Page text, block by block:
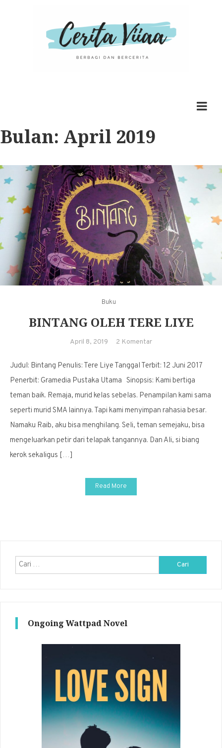
Bulan: April 2019
Buku
BINTANG OLEH TERE LIYE
April 8, 2019 2 Komentarpada
oleh
Tere
Judul: Bintang Penulis: Tere Liye Tanggal Terbit: 12 Juni 2017
Penerbit: Gramedia Pustaka Utama Sinopsis: Kami bertiga
teman baik. Remaja, murid kelas sebelas. Penampilan kami sama
seperti murid SMA lainnya. Tapi kami menyimpan rahasia besar.
Namaku Raib, aku bisa menghilang. Seli, teman semejaku, bisa
mengeluarkan petir dari telapak tangannya. Dan Ali, si biang
kerok sekaligus […]
Read More
untuk:
Ongoing Wattpad Novel